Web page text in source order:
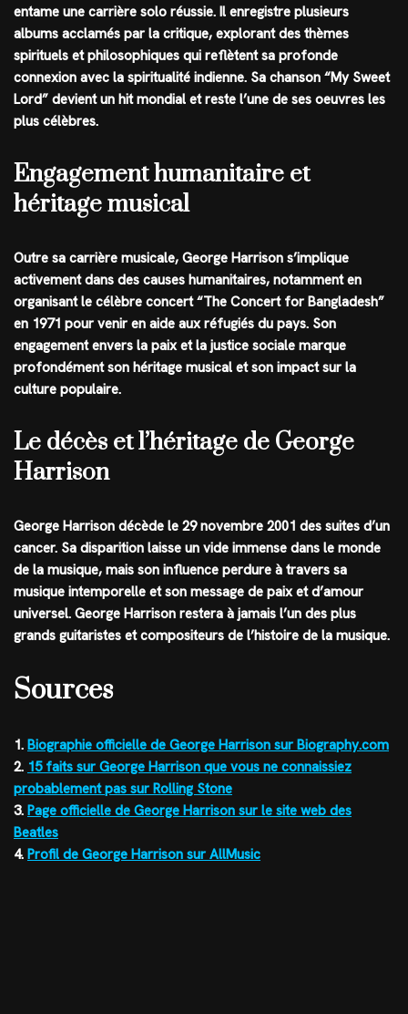
entame une carrière solo réussie. Il enregistre plusieurs
albums acclamés par la critique, explorant des thèmes
spirituels et philosophiques qui reflètent sa profonde
connexion avec la spiritualité indienne. Sa chanson “My Sweet
Lord” devient un hit mondial et reste l’une de ses oeuvres les
plus célèbres.
Engagement humanitaire et
héritage musical
Outre sa carrière musicale, George Harrison s’implique
activement dans des causes humanitaires, notamment en
organisant le célèbre concert “The Concert for Bangladesh”
en 1971 pour venir en aide aux réfugiés du pays. Son
engagement envers la paix et la justice sociale marque
profondément son héritage musical et son impact sur la
culture populaire.
Le décès et l’héritage de George
Harrison
George Harrison décède le 29 novembre 2001 des suites d’un
cancer. Sa disparition laisse un vide immense dans le monde
de la musique, mais son influence perdure à travers sa
musique intemporelle et son message de paix et d’amour
universel. George Harrison restera à jamais l’un des plus
grands guitaristes et compositeurs de l’histoire de la musique.
Sources
1. Biographie officielle de George Harrison sur Biography.com
2. 15 faits sur George Harrison que vous ne connaissiez
probablement pas sur Rolling Stone
3. Page officielle de George Harrison sur le site web des
Beatles
4. Profil de George Harrison sur AllMusic